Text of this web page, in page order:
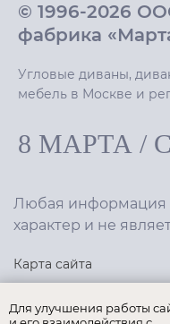
© 1996-2026
фабрика
Угловые диваны,
мебель в Москве и
8 МАРТА /
Любая информация
характер и не
Карта сайта
Политика
Для улучшения работы